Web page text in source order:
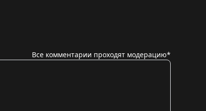
Все комментарии проходят модерацию*